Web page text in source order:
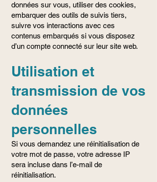
données sur vous, utiliser des cookies,
embarquer des outils de suivis tiers,
suivre vos interactions avec ces
contenus embarqués si vous disposez
d’un compte connecté sur leur site web.
Utilisation et
transmission de vos
données
personnelles
Si vous demandez une réinitialisation de
votre mot de passe, votre adresse IP
sera incluse dans l’e-mail de
réinitialisation.